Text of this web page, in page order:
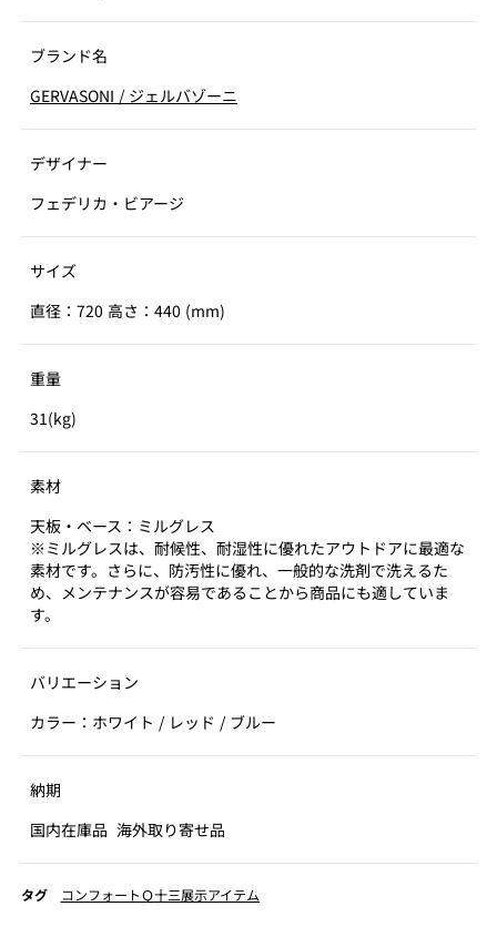
ブランド名
GERVASONI / ジェルバゾーニ
デザイナー
フェデリカ・ビアージ
サイズ
直径：720 高さ：440 (mm)
重量
31(kg)
素材
天板・ベース：ミルグレス
※ミルグレスは、耐候性、耐湿性に優れたアウトドアに最適な
素材です。さらに、防汚性に優れ、⼀般的な洗剤で洗えるた
め、メンテナンスが容易であることから商品にも適していま
す。
バリエーション
カラー：ホワイト / レッド / ブルー
納期
国内在庫品 海外取り寄せ品
タグ コンフォートＱ十三展示アイテム